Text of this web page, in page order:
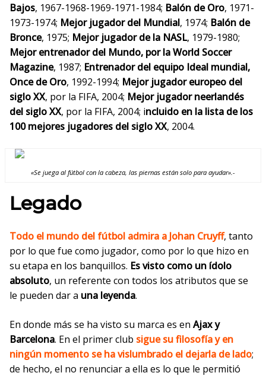
Bajos, 1967-1968-1969-1971-1984; Balón de Oro, 1971-
1973-1974; Mejor jugador del Mundial, 1974; Balón de
Bronce, 1975; Mejor jugador de la NASL, 1979-1980;
Mejor entrenador del Mundo, por la World Soccer
Magazine, 1987; Entrenador del equipo Ideal mundial,
Oncede Oro, 1992-1994; Mejor jugador europeo del
siglo XX, por la FIFA, 2004; Mejor jugador neerlandés
del siglo XX, por la FIFA, 2004; incluido en la lista de los
100 mejores jugadores del siglo XX, 2004.
«Se juega al fútbol con la cabeza, las piernas están solo para ayudar».-
Legado
Todo el mundo del fútbol admira a Johan Cruyff, tanto
por lo que fue como jugador, como por lo que hizo en
su etapa en los banquillos. Es visto como un ídolo
absoluto, un referente con todos los atributos que se
le pueden dar a una leyenda.
En donde más se ha visto su marca es en Ajax y
Barcelona. En el primer club sigue su filosofía y en
ningún momento se ha vislumbrado el dejarla de lado;
de hecho, el no renunciar a ella es lo que le permitió